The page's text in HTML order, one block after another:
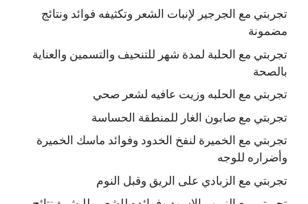
تجربتي مع الجرجير لإنبات الشعر وتكثيفه فوائد ونتائج
مضمونة
تجربتي مع الحلبة لمدة شهر للتنحيف والتسمين والعناية
بالصحة
تجربتي مع الحلبه وزيت عافيه لشعر صحي
تجربتي مع صابون الغار للمنطقة الحساسة
تجربتي مع الخميرة لنفخ الخدود وفوائد ماسك الخميرة
وأضراره للوجه
تجربتي مع الزبادي على الريق وقبل النوم